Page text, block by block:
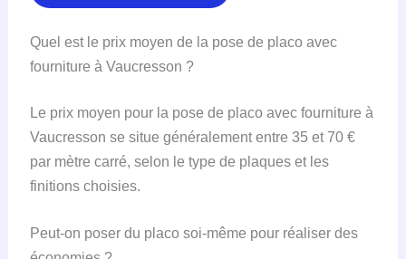
Quel est le prix moyen de la pose de placo avec
fourniture à Vaucresson ?
Le prix moyen pour la pose de placo avec fourniture à
Vaucresson se situe généralement entre 35 et 70 €
par mètre carré, selon le type de plaques et les
finitions choisies.
Peut-on poser du placo soi-même pour réaliser des